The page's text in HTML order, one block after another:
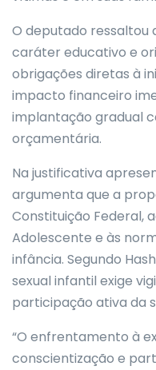
O deputado ressaltou
caráter educativo e
obrigações diretas à
impacto financeiro
implantação gradual
orçamentária.
Na justificativa
argumenta que a
Constituição Federal,
Adolescente e às
infância. Segundo
sexual infantil exige
participação ativa da
“O enfrentamento à
conscientização e